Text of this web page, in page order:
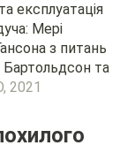
експлуатація
Мері
з питань
Бартольдсон та
2021